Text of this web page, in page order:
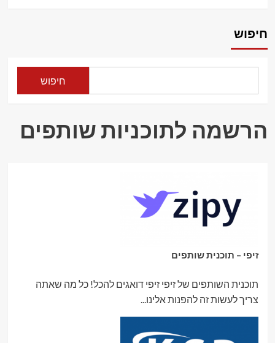
SEO
בבינה
חיפוש
חיפוש
הרשמה לתוכניות שותפים
זיפי – תוכנית שותפים
תוכנית השותפים של זיפי זיפי דואגים להכל! כל מה שאתה
צריך לעשות זה להפנות אלינו...